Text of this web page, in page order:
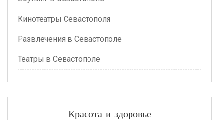
Кинотеатры Севастополя
Развлечения в Севастополе
Театры в Севастополе
Красота и здоровье